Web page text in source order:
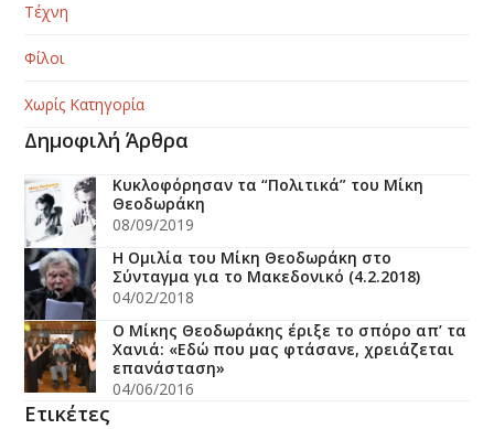
Τέχνη
Φίλοι
Χωρίς Κατηγορία
Δημοφιλή Άρθρα
Κυκλοφόρησαν τα “Πολιτικά” του Μίκη
Θεοδωράκη
08/09/2019
H Ομιλία του Μίκη Θεοδωράκη στο
Σύνταγμα για το Μακεδονικό (4.2.2018)
04/02/2018
Ο Μίκης Θεοδωράκης έριξε το σπόρο απ’ τα
Χανιά: «Εδώ που μας φτάσανε, χρειάζεται
επανάσταση»
04/06/2016
Ετικέτες